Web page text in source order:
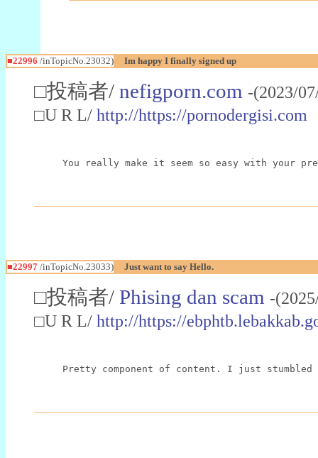
■22996 /inTopicNo.23032) Im happy I finally signed up
□投稿者/ nefigporn.com -(2023/
□U R L/ http://https://pornodergisi.com
You really make it seem so easy with your
■22997 /inTopicNo.23033) Just want to say Hello.
□投稿者/ Phising dan scam -
□U R L/ http://https://
Pretty component of content. I just